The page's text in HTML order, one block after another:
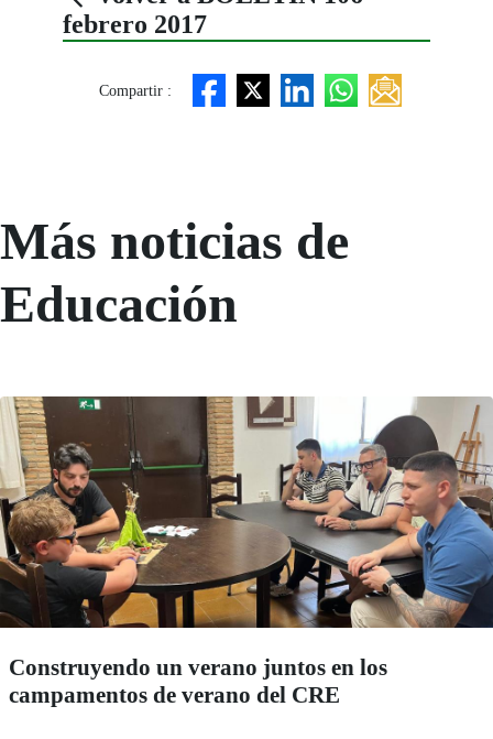
febrero 2017
Compartir :
Más noticias de
Educación
Construyendo un verano juntos en los
campamentos de verano del CRE